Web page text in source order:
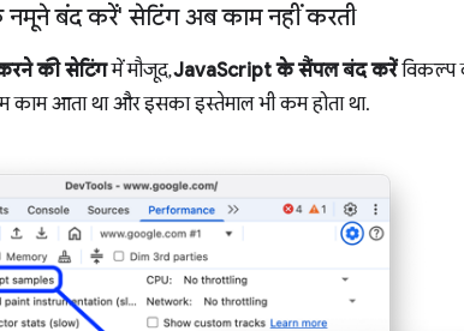
बंद करें' सेटिंग अब काम नहीं करती
की सेटिंगमें मौजूद,JavaScript के सैंपल बंद करेंविकल्प
आता था और इसका इस्तेमाल भी कम होता था.